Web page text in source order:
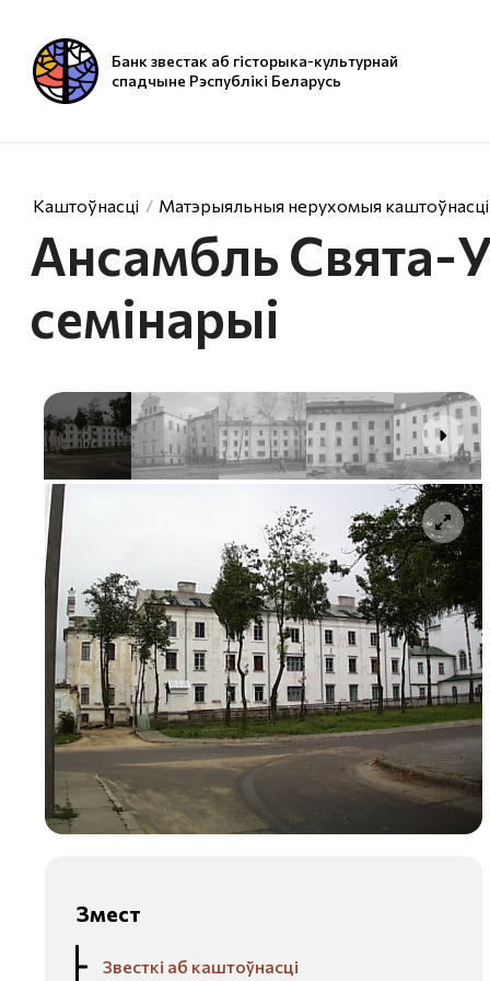
Банк звестак аб гісторыка-культурнай
спадчыне Рэспублікі Беларусь
Каштоўнасці Матэрыяльныя нерухомыя каштоўнасці
Ансамбль Свята-
семінарыі
Змест
Звесткі аб каштоўнасці